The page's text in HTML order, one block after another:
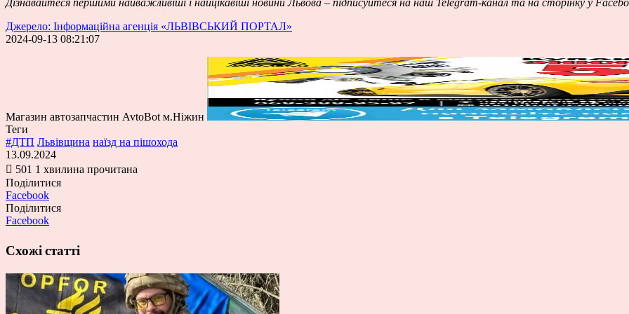
Джерело: Інформаційна агенція «ЛЬВІВСЬКИЙ ПОРТАЛ»
2024-09-13 08:21:07
Магазин автозапчастин AvtoBot м.Ніжин
Теги
#ДТП Львівщина наїзд на пішохода
13.09.2024
501 1 хвилина прочитана
Поділитися
Facebook
Поділитися
Facebook
Схожі статті